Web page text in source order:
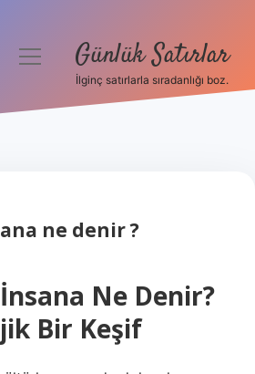
menüyü Günlük Satırlar
İlginç satırlarla sıradanlığı boz.
ne denir ?
Ne Denir?
Bir Keşif